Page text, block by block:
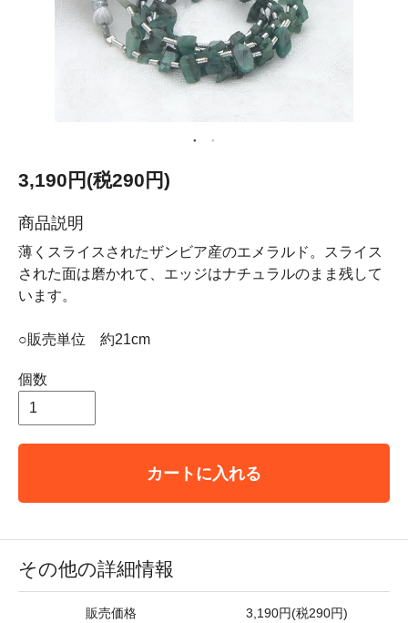
3,190円(税290円)
商品説明
薄くスライスされたザンビア産のエメラルド。スライス
された面は磨かれて、エッジはナチュラルのまま残して
います。
○販売単位 約21cm
個数
カートに入れる
その他の詳細情報
販売価格 3,190円(税290円)